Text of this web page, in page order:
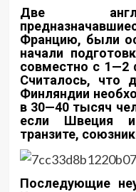
Две
Францию, были
начали
совместно с 1—2
Считалось, что
Финляндии
в 30—40 тысяч
если Швеция
транзите,
Последующие